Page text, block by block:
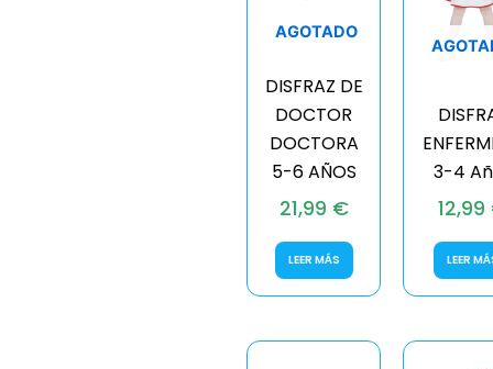
AGOTADO
DISFRAZ DE
DOCTOR
DOCTORA
5-6 AÑOS
21,99 €
LEER MÁS
3-4
12,99
LEER